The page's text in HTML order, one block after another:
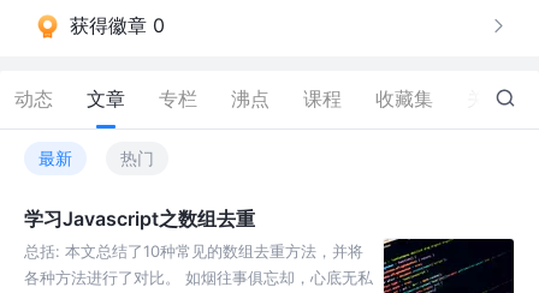
获得徽章 0
动态 文章 专栏 沸点 课程 收藏集 关注
最新 热门
学习Javascript之数组去重
总括: 本文总结了10种常见的数组去重方法，并将
各种方法进行了对比。 如烟往事俱忘却，心底无私